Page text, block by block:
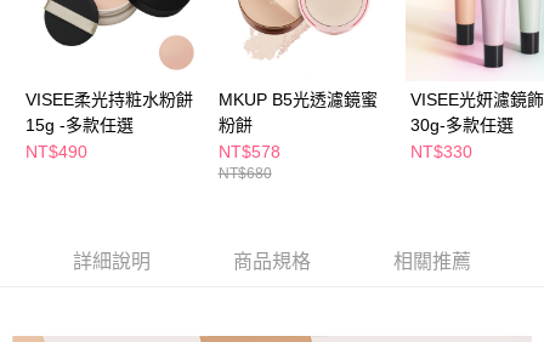
【注意事項】
１．透過由恩沛科技股份有限公司提供之「AFTEE先享後付」服務完成之交
易，需依本服務之必要範圍內提供個人資料，並將交易相關給付款項請求債
權轉讓予恩沛科技股份有限公司。
２．關於個人資料處理事宜，請瀏覽以下網址：
https://aftee.tw/terms/#terms3
３．未成年的使用者請事先徵得法定代理人或監護人之同意方可使用
時審查核予不同之上限額度；若仍有額度不足之情形，本公司將視審查結果
請求用戶進行身份認證。
7-11取貨付款
每筆NT$65，滿NT$490(含以上)免運費
付款後7-11取貨
每筆NT$65，滿NT$490(含以上)免運費
付款後寶雅門市自取(由倉庫統一出貨)
VISEE柔光持粧水粉餅
15g -多款任選
NT$490
MKUP B5光透濾鏡蜜
粉餅
NT$578
NT$680
VISEE光妍濾鏡
30g-多款任選
NT$330
詳細說明 商品規格 相關推薦